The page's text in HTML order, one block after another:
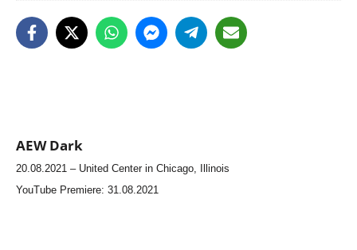
AEW Dark
20.08.2021 – United Center in Chicago, Illinois
YouTube Premiere: 31.08.2021